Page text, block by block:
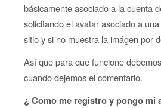
básicamente asociado a la cuenta
solicitando el avatar asociado a
sitio y si no muestra la imágen por
Así que para que funcione
cuando dejemos el comentario.
¿ Como me registro y pongo mi